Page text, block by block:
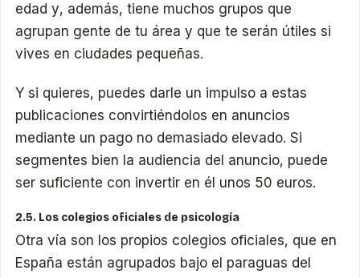
edad y, además, tiene muchos grupos que
agrupan gente de tu área y que te serán útiles si
vives en ciudades pequeñas.
Y si quieres, puedes darle un impulso a estas
publicaciones convirtiéndolos en anuncios
mediante un pago no demasiado elevado. Si
segmentes bien la audiencia del anuncio, puede
ser suficiente con invertir en él unos 50 euros.
2.5. Los colegios oficiales de psicología
Otra vía son los propios colegios oficiales, que en
España están agrupados bajo el paraguas del